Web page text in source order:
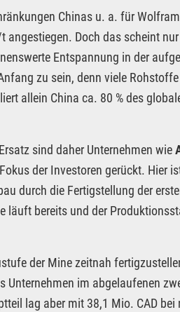
Chinas u. a. für
angestiegen. Doch das scheint
Entspannung in der
zu sein, denn viele
allein China ca. 80 % des
sind daher Unternehmen wie
der Investoren gerückt. Hier
durch die Fertigstellung der
läuft bereits und der
der Mine zeitnah
Unternehmen im abgelaufenen
lag aber mit 38,1 Mio. CAD